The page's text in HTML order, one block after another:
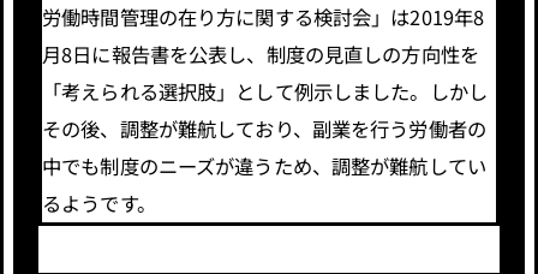
労働時間管理の在り方に関する検討会」は2019年8
月8日に報告書を公表し、制度の見直しの方向性を
「考えられる選択肢」として例示しました。しかし
その後、調整が難航しており、副業を行う労働者の
中でも制度のニーズが違うため、調整が難航してい
るようです。